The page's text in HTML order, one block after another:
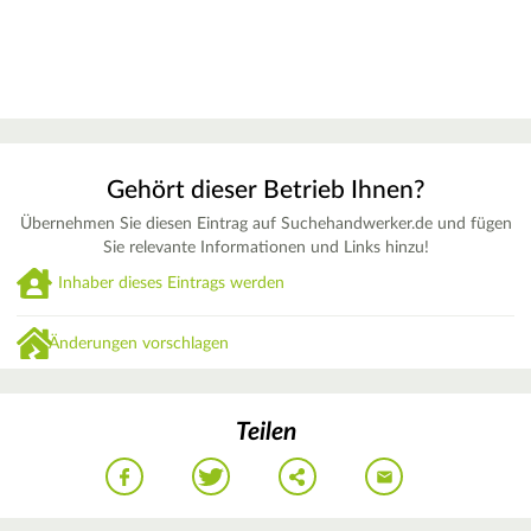
Gehört dieser Betrieb Ihnen?
Übernehmen Sie diesen Eintrag auf Suchehandwerker.de und fügen
Sie relevante Informationen und Links hinzu!
Inhaber dieses Eintrags werden
Änderungen vorschlagen
Teilen